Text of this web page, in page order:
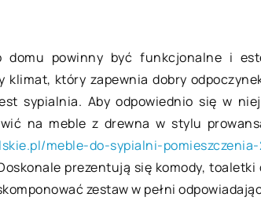
domu powinny być funkcjonalne i
klimat, który zapewnia dobry
sypialnia. Aby odpowiednio się w
na meble z drewna w stylu
meble-do-sypialni-
prezentują się komody,
zestaw w pełni
dobrać
lub
w tym pokoju
spać […]
22 marca 2021
Jak skutecznie
powietrze?
Jedną z
podczas użytkowania
zapewnienie